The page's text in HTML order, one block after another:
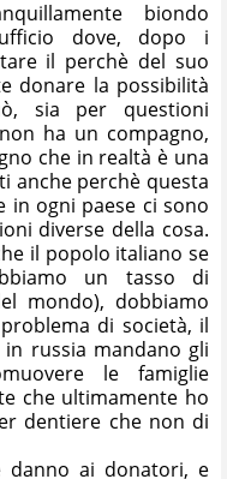
biondo
dove, dopo i
il perchè del suo
donare la possibilità
sia per questioni
ha un compagno,
che in realtà è una
anche perchè questa
ogni paese ci sono
diverse della cosa.
il popolo italiano se
un tasso di
mondo), dobbiamo
di società, il
russia mandano gli
le famiglie
che ultimamente ho
dentiere che non di
danno ai donatori, e